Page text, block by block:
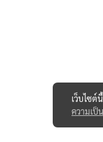
เว็บไซต์
ความเป็